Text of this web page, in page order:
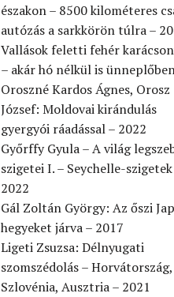
északon – 8500 kilométeres
autózás a sarkkörön túlra –
Vallások feletti fehér
– akár hó nélkül is
Oroszné Kardos Ágnes, Orosz
József: Moldovai kirándulás
gyergyói ráadással – 2022
Győrffy Gyula – A világ
szigetei I. – Seychelle-
2022
Gál Zoltán György: Az őszi
hegyeket járva – 2017
Ligeti Zsuzsa: Délnyugati
szomszédolás – Horvátország,
Szlovénia, Ausztria – 2021